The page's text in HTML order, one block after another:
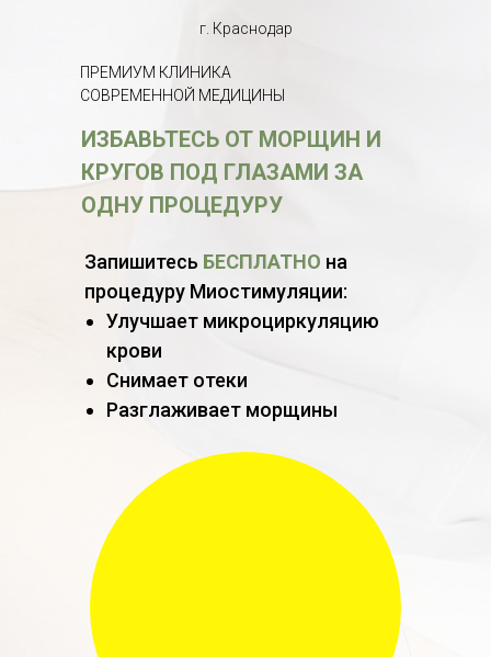
ИЗБАВЬТЕСЬ ОТ МОРЩИН И
КРУГОВ ПОД ГЛАЗАМИ ЗА
ОДНУ ПРОЦЕДУРУ
Запишитесь БЕСПЛАТНО на
процедуру Миостимуляции:
Улучшает микроциркуляцию
крови
Снимает отеки
Разглаживает морщины
г. Краснодар
ПРЕМИУМ КЛИНИКА
СОВРЕМЕННОЙ МЕДИЦИНЫ